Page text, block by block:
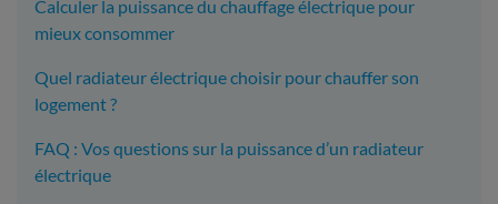
Calculer la puissance du chauffage électrique pour
mieux consommer
Quel radiateur électrique choisir pour chauffer son
logement ?
FAQ : Vos questions sur la puissance d’un radiateur
électrique